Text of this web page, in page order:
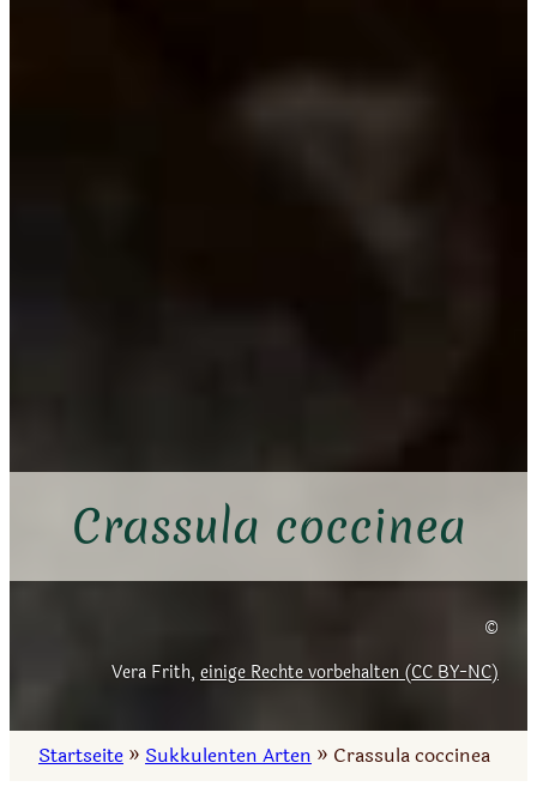
Crassula coccinea
Vera Frith, einige Rechte vorbehalten (CC BY-NC)
Startseite » Sukkulenten Arten » Crassula coccinea